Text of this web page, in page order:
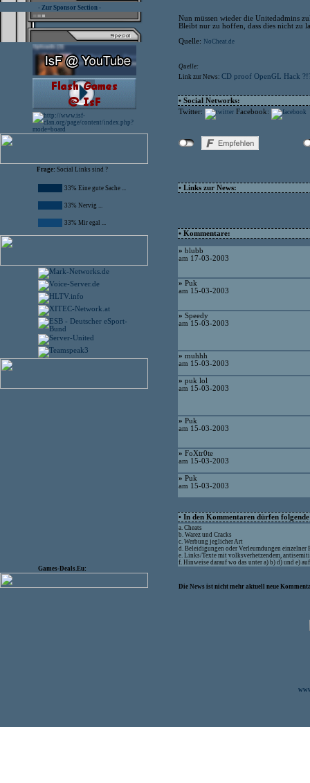
- Zur Sponsor Section -
Frage: Social Links sind ?
33% Eine gute Sache ...
33% Nervig ...
33% Mir egal ...
Games-Deals.Eu:
Nun müssen wieder die Unitedadmins
Bleibt nur zu hoffen, dass dies nicht zu
Quelle: NoCheat.de
Quelle:
Link zur News: CD proof OpenGL Hack
• Social Networks:
Twitter:
Facebook:
• Links zur News:
• Kommentare:
» blubb
am 17-03-2003
» Puk
am 15-03-2003
» Speedy
am 15-03-2003
» muhhh
am 15-03-2003
» puk lol
am 15-03-2003
» Puk
am 15-03-2003
» FoXtr0te
am 15-03-2003
» Puk
am 15-03-2003
• In den Kommentaren dürfen
a. Cheats
b. Warez und Cracks
c. Werbung jeglicher Art
d. Beleidigungen oder Verleumdungen einzelner
e. Links/Texte mit volksverhetzendem,
f. Hinweise darauf wo das unter a) b) d) und e)
Die News ist nicht mehr aktuell neue